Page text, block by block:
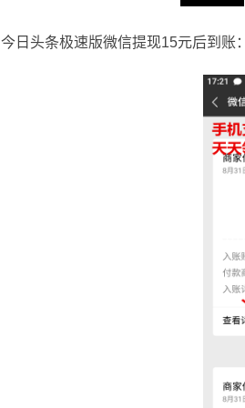
今日头条极速版微信提现15元后到账